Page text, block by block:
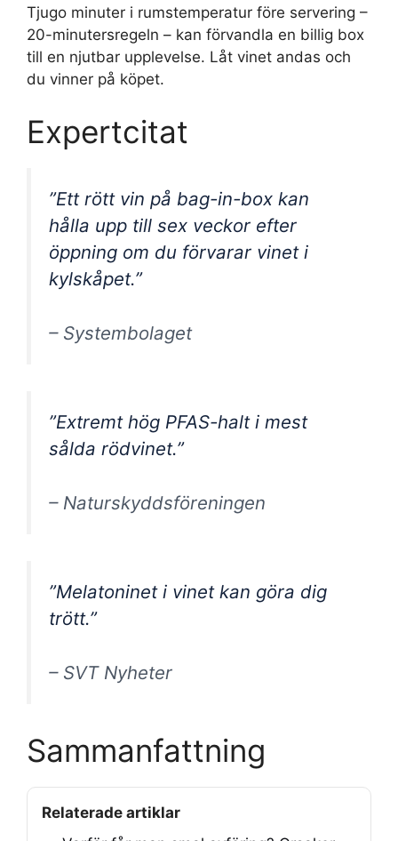
Tjugo minuter i rumstemperatur före servering –
20-minutersregeln – kan förvandla en billig box
till en njutbar upplevelse. Låt vinet andas och
du vinner på köpet.
Expertcitat
”Ett rött vin på bag-in-box kan
hålla upp till sex veckor efter
öppning om du förvarar vinet i
kylskåpet.”
– Systembolaget
”Extremt hög PFAS-halt i mest
sålda rödvinet.”
– Naturskyddsföreningen
”Melatoninet i vinet kan göra dig
trött.”
– SVT Nyheter
Sammanfattning
Relaterade artiklar